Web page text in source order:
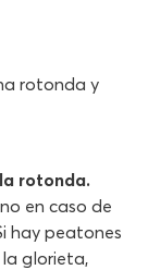
rotonda y
rotonda.
en caso de
hay peatones
glorieta,